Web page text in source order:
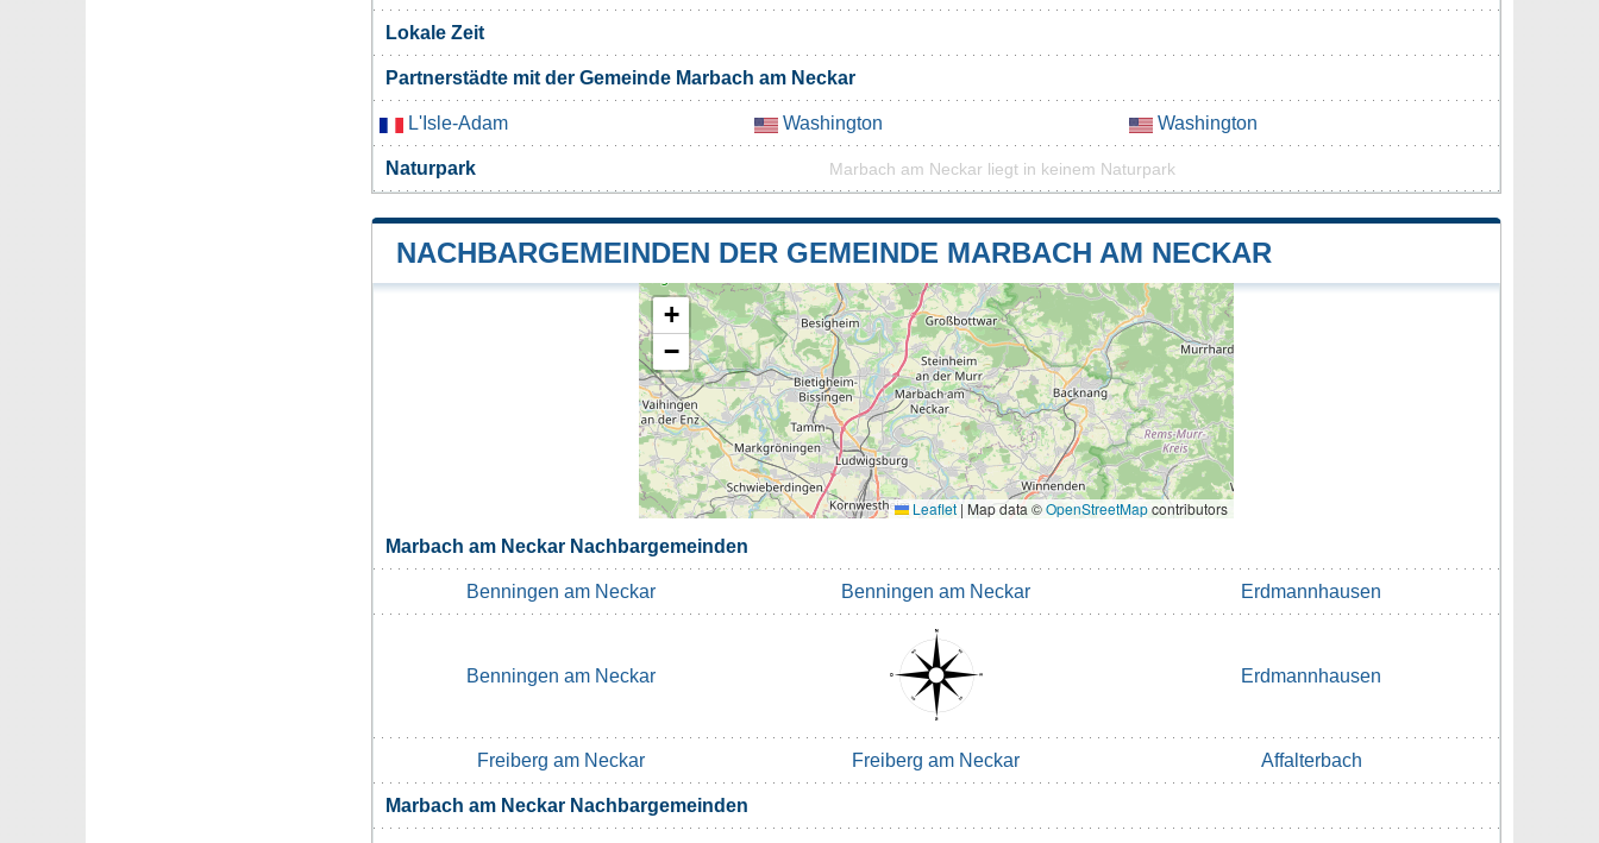
Lokale Zeit
Partnerstädte mit der Gemeinde Marbach am Neckar
L'Isle-Adam Washington Washington
Naturpark Marbach am Neckar liegt in keinem Naturpark
NACHBARGEMEINDEN DER GEMEINDE MARBACH AM NECKAR
+
−
Leaflet | Map data ©OpenStreetMapcontributors
Marbach am Neckar Nachbargemeinden
Benningen am Neckar Benningen am Neckar Erdmannhausen
Benningen am Neckar Erdmannhausen
Freiberg am Neckar Freiberg am Neckar Affalterbach
Marbach am Neckar Nachbargemeinden